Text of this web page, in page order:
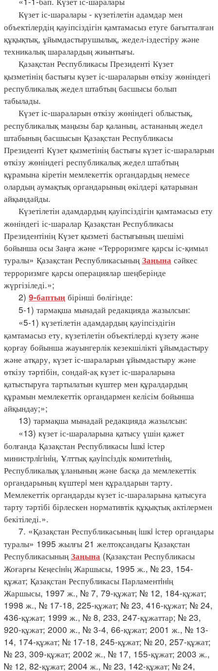
Күзет іс-шаралары - күзетілетін адамдар мен
объектілердің қауіпсіздігін қамтамасыз етуге бағытталған
құқықтық, ұйымдастырушылық, жедел-іздестіру және
техникалық шаралардың жиынтығы.
Қазақстан Республикасы Президенті Күзет
қызметінің бастығы күзет іс-шараларын өткізу жөніндегі
республикалық жедел штабтың басшысы болып
табылады.
Күзет іс-шараларын өткізу жөніндегі облыстық,
республикалық маңызы бар қаланың, астананың жедел
штабының басшысын Қазақстан Республикасы
Президенті Күзет қызметінің бастығы күзет іс-шараларын
өткізу жөніндегі республикалық жедел штабтың
құрамына кіретін мемлекеттік органдардың немесе
олардың аумақтық органдарының өкілдері қатарынан
айқындайды.
Күзетілетін адамдардың қауіпсіздігін қамтамасыз ету
жөніндегі іс-шаралар Қазақстан Республикасы
Президентінің Күзет қызметі бастығының шешімі
бойынша осы Заңға және «Терроризмге қарсы іс-қимыл
туралы» Қазақстан Республикасының Заңына сәйкес
терроризмге қарсы операциялар шеңберінде
жүргізіледі.»;
2) 9-баптың бірінші бөлігінде:
5-1) тармақша мынадай редакцияда жазылсын:
«5-1) күзетілетін адамдардың қауіпсіздігін
қамтамасыз ету, күзетілетін объектілерді күзету және
қорғау бойынша жауынгерлік кезекшілікті ұйымдастыру
және атқару, күзет іс-шараларын ұйымдастыру және
өткізу тәртібін, сондай-ақ күзет іс-шараларына
қатыстыруға тартылатын күштер мен құралдардың
құрамын мемлекеттік органдармен келісім бойынша
айқындау;»;
13) тармақша мынадай редакцияда жазылсын:
«13) күзет іс-шараларына қатысу үшін қажет
болғанда Қазақстан Республикасы Iшкi iстер
министрлiгiнiң, Ұлттық қауiпсiздiк комитетiнiң,
Республикалық ұланының және басқа да мемлекеттік
органдарының күштерi мен құралдарын тарту.
Мемлекеттік органдарды күзет іс-шараларына қатысуға
тарту тәртібі бірлескен нормативтік құқықтық актілермен
бекітіледі.».
7. «Қазақстан Республикасының iшкi iстер органдары
туралы» 1995 жылғы 21 желтоқсандағы Қазақстан
Республикасының Заңына (Қазақстан Республикасы
Жоғарғы Кеңесiнiң Жаршысы, 1995 ж., № 23, 154-
құжат; Қазақстан Республикасы Парламентiнiң
Жаршысы, 1997 ж., № 7, 79-құжат; № 12, 184-құжат;
1998 ж., № 17-18, 225-құжат; № 23, 416-құжат; № 24,
436-құжат; 1999 ж., № 8, 233, 247-құжаттар; № 23,
920-құжат; 2000 ж., № 3-4, 66-құжат; 2001 ж., № 13-
14, 174-құжат; № 17-18, 245-құжат; № 20, 257-құжат;
№ 23, 309-құжат; 2002 ж., № 17, 155-құжат; 2003 ж.,
№ 12, 82-құжат; 2004 ж., № 23, 142-құжат; № 24,